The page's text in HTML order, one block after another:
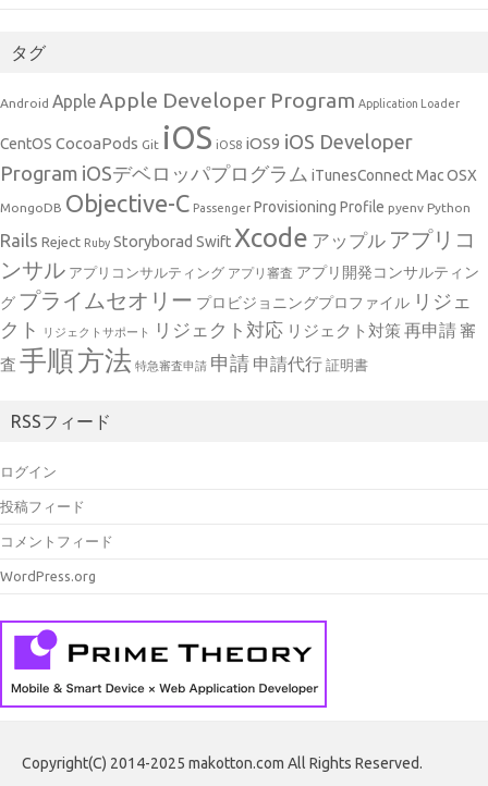
タグ
Android AppleApple Developer Program Application Loader
CentOS CocoaPods Git iOS iOS8 iOS9 iOS Developer
Program iOSデベロッパプログラム iTunesConnectMac OSX
MongoDB Objective-C Passenger Provisioning Profile pyenv Python
Rails Reject Ruby Storyborad Swift Xcode アップル アプリコ
ンサル アプリコンサルティング アプリ審査 アプリ開発コンサルティン
グ プライムセオリー プロビジョニングプロファイル リジェ
クト
リジェクトサポート リジェクト対応 リジェクト対策再申請審
査 手順方法 特急審査申請 申請 申請代行 証明書
RSSフィード
ログイン
投稿フィード
コメントフィード
WordPress.org
Copyright(C) 2014-2025 makotton.com All Rights Reserved.